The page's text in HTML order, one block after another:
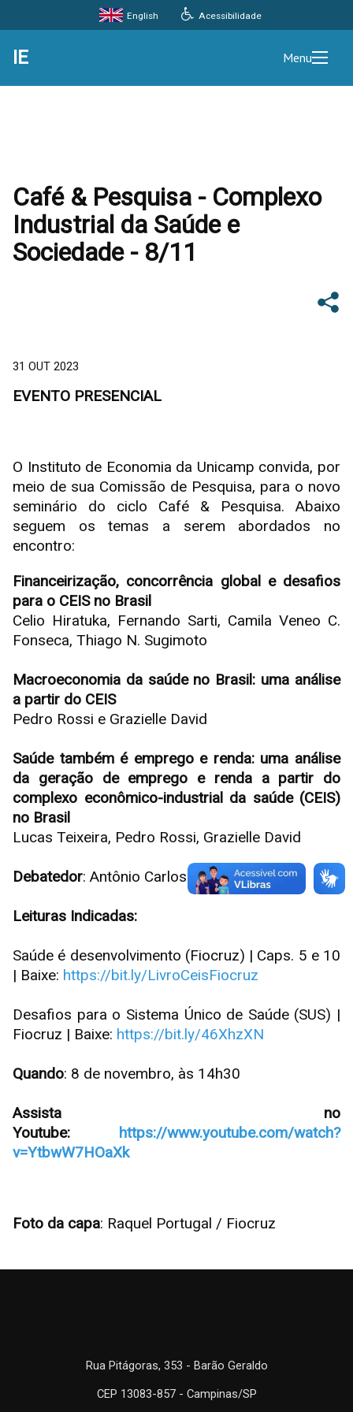
Acessibilidade
English
IE Menu
Café & Pesquisa - Complexo
Industrial da Saúde e
Sociedade - 8/11
31 OUT 2023
EVENTO PRESENCIAL
O Instituto de Economia da Unicamp convida, por
meio de sua Comissão de Pesquisa, para o novo
seminário do ciclo Café & Pesquisa. Abaixo
seguem os temas a serem abordados no
encontro:
Financeirização, concorrência global e desafios
para o CEIS no Brasil
Celio Hiratuka, Fernando Sarti, Camila Veneo C.
Fonseca, Thiago N. Sugimoto
Macroeconomia da saúde no Brasil: uma análise
a partir do CEIS
Pedro Rossi e Grazielle David
Saúde também é emprego e renda: uma análise
da geração de emprego e renda a partir do
complexo econômico-industrial da saúde (CEIS)
no Brasil
Lucas Teixeira, Pedro Rossi, Grazielle David
Debatedor: Antônio Carlos Diegues
Leituras Indicadas:
Saúde é desenvolvimento (Fiocruz) | Caps. 5 e 10
| Baixe: https://bit.ly/LivroCeisFiocruz
Desafios para o Sistema Único de Saúde (SUS) |
Fiocruz | Baixe: https://bit.ly/46XhzXN
Quando: 8 de novembro, às 14h30
Assista no
Youtube: https://www.youtube.com/watch?
v=YtbwW7HOaXk
Foto da capa: Raquel Portugal / Fiocruz
Rua Pitágoras, 353 - Barão Geraldo
CEP 13083-857 - Campinas/SP